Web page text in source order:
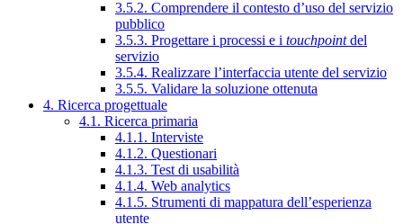
3.5.2. Comprendere il contesto d’uso del servizio
pubblico
3.5.3. Progettare i processi e i touchpointdel
servizio
3.5.4. Realizzare l’interfaccia utente del servizio
3.5.5. Validare la soluzione ottenuta
4. Ricerca progettuale
4.1. Ricerca primaria
4.1.1. Interviste
4.1.2. Questionari
4.1.3. Test di usabilità
4.1.4. Web analytics
4.1.5. Strumenti di mappatura dell’esperienza
utente